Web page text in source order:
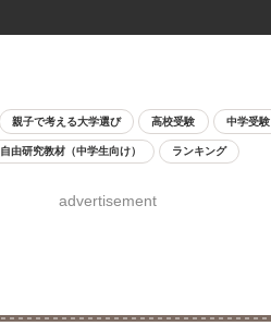
親子で考える大学選び 高校受験 中学受験
自由研究教材（中学生向け） ランキング
advertisement